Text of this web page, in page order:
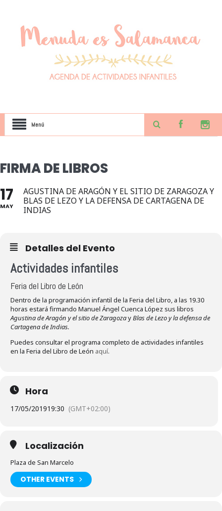
Menú
FIRMA DE LIBROS
17
MAY
AGUSTINA DE ARAGÓN Y EL SITIO DE ZARAGOZA Y
BLAS DE LEZO Y LA DEFENSA DE CARTAGENA DE
INDIAS
Detalles del Evento
Actividades infantiles
Feria del Libro de León
Dentro de la programación infantil de la Feria del Libro, a las 19.30
horas estará firmando Manuel Ángel Cuenca López sus libros
Agustina de Aragón y el sitio de ZaragozayBlas de Lezo y la defensa de
Cartagena de Indias.
Puedes consultar el programa completo de actividades infantiles
en la Feria del Libro de León aquí.
Hora
17/05/201919:30 (GMT+02:00)
Localización
Plaza de San Marcelo
OTHER EVENTS